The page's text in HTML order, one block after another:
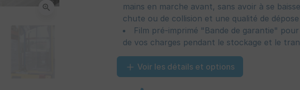
zoom_in
mains en marche avant, sans avoir à se
chute ou de collision et une qualité de
Film pré-imprimé "Bande de garantie"
de vos charges pendant le stockage et le
Voir les détails et options